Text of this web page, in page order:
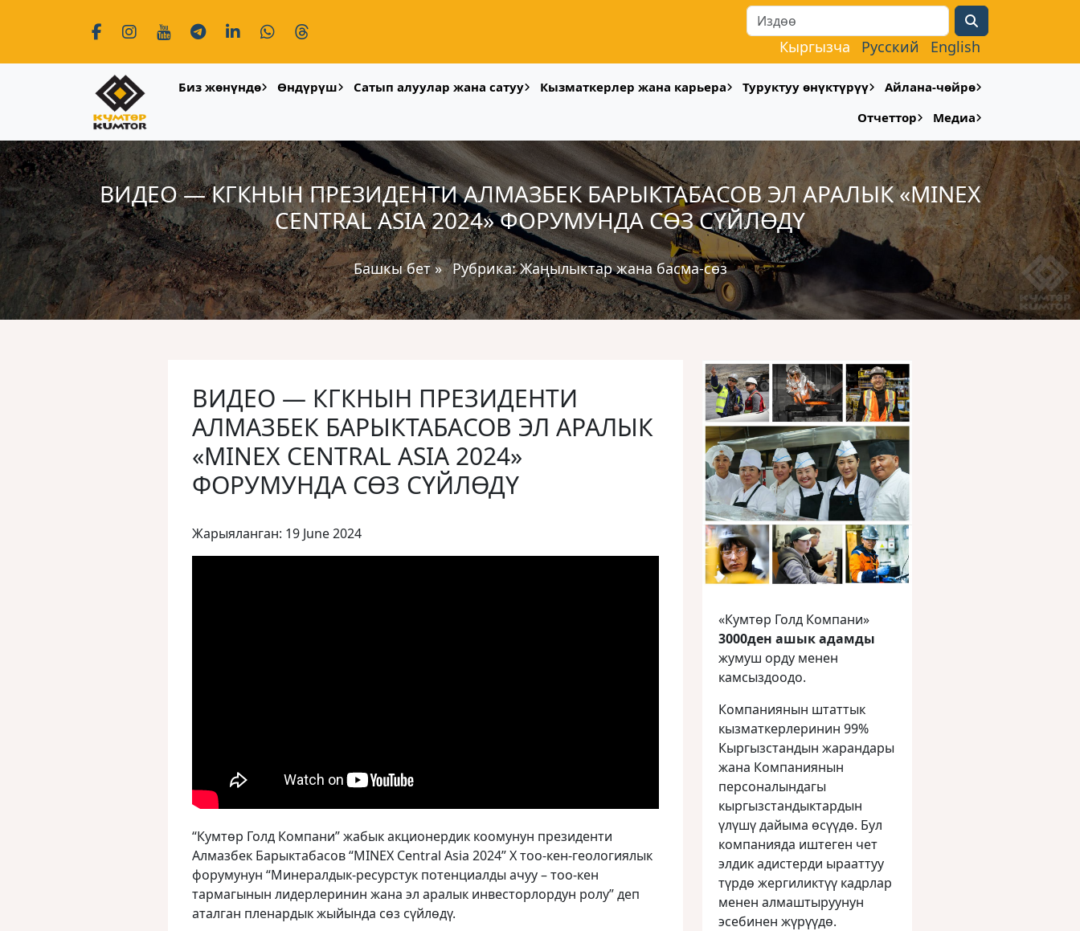
Search
Кыргызча Русский English
Биз жөнүндө Өндүрүш Сатып алуулар жана сатуу Кызматкерлер жана карьера Туруктуу өнүктүрүү
Айлана-чөйрө
Отчеттор
Медиа
ВИДЕО — КГКНЫН ПРЕЗИДЕНТИ АЛМАЗБЕК БАРЫКТАБАСОВ ЭЛ АРАЛЫК «MINEX
CENTRAL ASIA 2024» ФОРУМУНДА СӨЗ СҮЙЛӨДҮ
Башкы бет» Рубрика:Жаңылыктар жана басма-сөз
ВИДЕО — КГКНЫН ПРЕЗИДЕНТИ
АЛМАЗБЕК БАРЫКТАБАСОВ ЭЛ АРАЛЫК
«MINEX CENTRAL ASIA 2024»
ФОРУМУНДА СӨЗ СҮЙЛӨДҮ
Жарыяланган: 19 June 2024
“Кумтөр Голд Компани” жабык акционердик коомунун президенти
Алмазбек Барыктабасов “MINEX Central Asia 2024” X тоо-кен-геологиялык
форумунун “Минералдык-ресурстук потенциалды ачуу – тоо-кен
тармагынын лидерлеринин жана эл аралык инвесторлордун ролу” деп
аталган пленардык жыйында сөз сүйлөдү.
«Кумтөр Голд Компани»
3000ден ашык адамды
жумуш орду менен
камсыздоодо.
Компаниянын штаттык
кызматкерлеринин 99%
Кыргызстандын жарандары
жана Компаниянын
персоналындагы
кыргызстандыктардын
үлүшү дайыма өсүүдө. Бул
компанияда иштеген чет
элдик адистерди ырааттуу
түрдө жергиликтүү кадрлар
менен алмаштыруунун
эсебинен жүрүүдө.